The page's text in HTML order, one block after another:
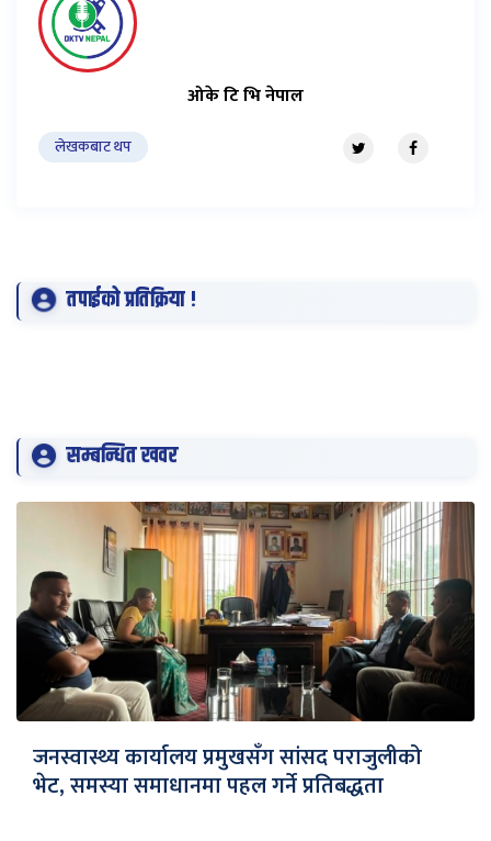
ओके टि भि नेपाल
लेखकबाट थप
तपाईको प्रतिक्रिया !
सम्बन्धित खवर
जनस्वास्थ्य कार्यालय प्रमुखसँग सांसद पराजुलीको
भेट, समस्या समाधानमा पहल गर्ने प्रतिबद्धता